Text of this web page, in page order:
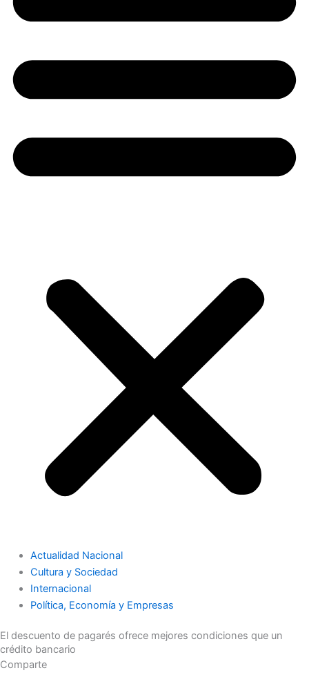
Actualidad Nacional
Cultura y Sociedad
Internacional
Política, Economía y Empresas
El descuento de pagarés ofrece mejores condiciones que un
crédito bancario
Comparte